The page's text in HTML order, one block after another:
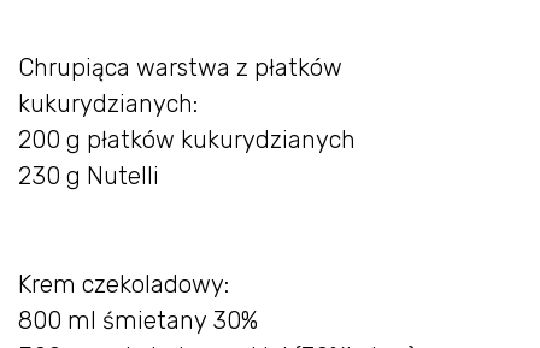
Chrupiąca warstwa z płatków
kukurydzianych:
200 g płatków kukurydzianych
230 g Nutelli
Krem czekoladowy:
800 ml śmietany 30%